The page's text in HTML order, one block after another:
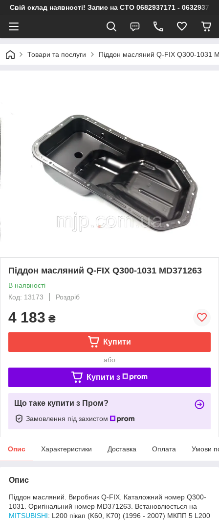
Свій склад наявності! Запис на СТО 0682937171 -
Товари та послуги Піддон масляний Q-FIX Q300-1031
Піддон масляний Q-FIX Q300-1031 MD371263
В наявності
Код: 13173
Роздріб
4 183 ₴
Купити
або
Купити з
Що таке купити з Пром?
Замовлення під захистом
Опис Характеристики Доставка Оплата Умови
Опис
Піддон масляний. Виробник Q-FIX. Каталожний номер Q300-
1031. Оригінальний номер MD371263. Встановлюється на
MITSUBISHI: L200 пікап (K60, K70) (1996 - 2007) МКПП 5 L200